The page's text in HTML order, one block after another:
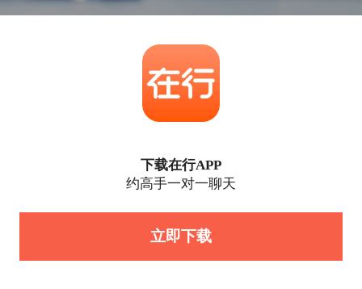
下载在行APP
约高手一对一聊天
立即下载